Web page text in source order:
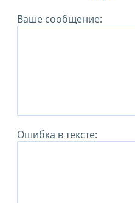
Ваше сообщение:
Ошибка в тексте: